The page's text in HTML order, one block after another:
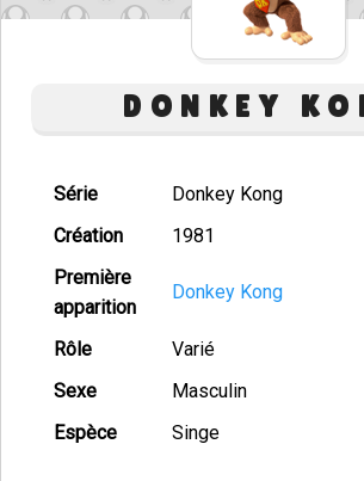
DONKEY
Série
Donkey Kong
Création
1981
Première
apparition
Donkey Kong
Rôle
Varié
Sexe
Masculin
Espèce
Singe